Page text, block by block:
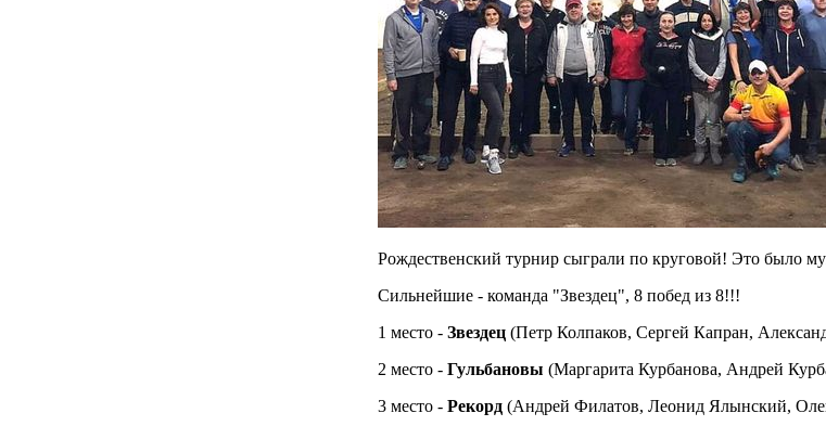
Рождественский турнир сыграли по круговой! Это было
Сильнейшие - команда "Звездец", 8 побед из 8!!!
1 место - Звездец (Петр Колпаков, Сергей Капран,
2 место - Гульбановы (Маргарита Курбанова, Андрей
3 место - Рекорд (Андрей Филатов, Леонид Ялынский,